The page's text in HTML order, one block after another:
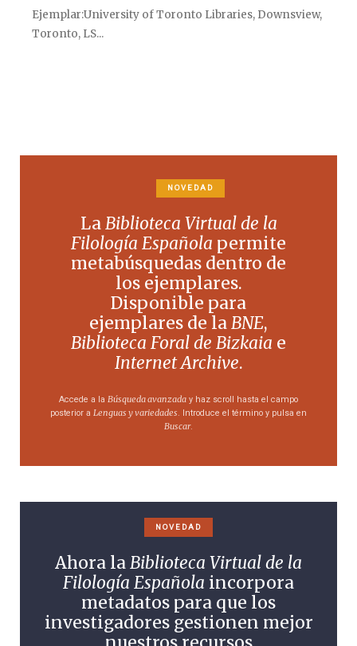
Ejemplar University of Toronto Libraries, Downsview,
Toronto, LS...
NOVEDAD
LaBiblioteca Virtual de la
Filología Española permite
metabúsquedas dentro de
los ejemplares.
Disponible para
ejemplares de laBNE,
Biblioteca Foral de Bizkaia e
Internet Archive.
Accede a la Búsqueda avanzada y haz scroll hasta el campo
posterior a Lenguas y variedades. Introduce el término y pulsa en
Buscar.
NOVEDAD
Ahora laBiblioteca Virtual de la
Filología Española incorpora
metadatos para que los
investigadores gestionen mejor